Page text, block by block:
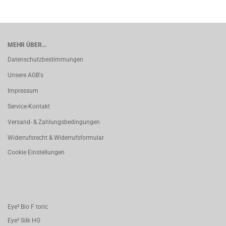
MEHR ÜBER...
Datenschutzbestimmungen
Unsere AGB's
Impressum
Service-Kontakt
Versand- & Zahlungsbedingungen
Widerrufsrecht & Widerrufsformular
Cookie Einstellungen
Eye² Bio F toric
Eye² Silk HG